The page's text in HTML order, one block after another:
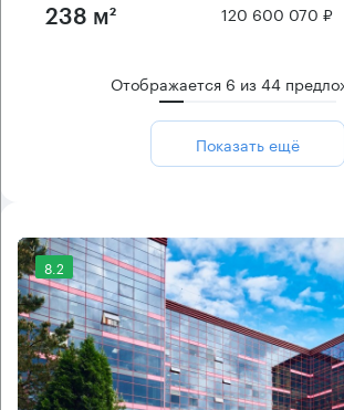
238 м² 120 600 070 ₽
Отображается 6 из44
Показать ещё
8.2